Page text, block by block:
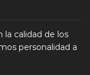
calidad de los
personalidad a